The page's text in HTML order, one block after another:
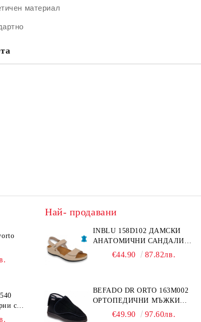
материал
с
Най- продавани
INBLU 158D102 ДАМСКИ
АНАТОМИЧНИ САНДАЛИ
ОТ ЕСТЕСТВЕНА КОЖА,
€44.90 87.82лв.
BEFADO DR ORTO 163M002
ОРТОПЕДИЧНИ МЪЖКИ
ОБУВКИ ЗА ГИПСИРАН ИЛИ
€49.90 97.60лв.